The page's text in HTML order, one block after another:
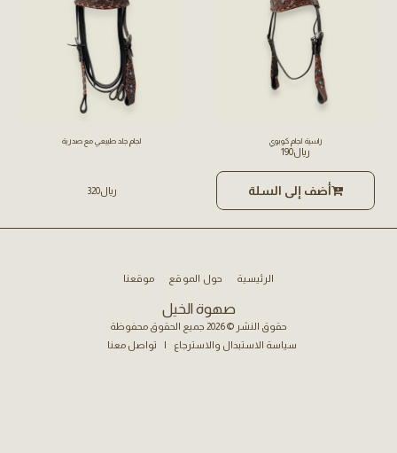
راسية لجام كوبوي
﷼190
أضف إلى السلة
لجام جلد طبيعي مع صدرية
﷼320
صهوة الخيل
حقوق النشر © 2026 جميع الحقوق محفوظة
سياسة الاستبدال والاسترجاع | تواصل معنا
الرئيسية حول الموقع موقعنا